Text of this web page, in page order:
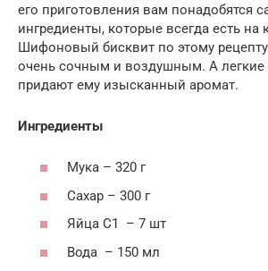
его приготовления вам понадобятся
ингредиенты, которые всегда есть на
Шифоновый бисквит по этому рецепту
очень сочным и воздушным. А легкие
придают ему изысканный аромат.
Ингредиенты
Мука – 320 г
Сахар – 300 г
Яйца С1 – 7 шт
Вода – 150 мл